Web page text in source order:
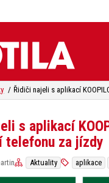
s aplikací
telefonu za jízdy
Aktuality aplikace